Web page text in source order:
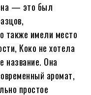
— это был
также имели место
Коко не хотела
название. Она
аромат,
простое